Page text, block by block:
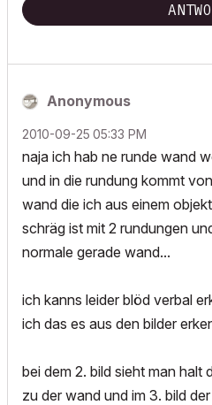
Anonymous
‎2010-09-25 05:33 PM
naja ich hab ne runde wand
und in die rundung kommt
wand die ich aus einem
schräg ist mit 2 rundungen
normale gerade wand...
ich kanns leider blöd verbal
ich das es aus den bilder
bei dem 2. bild sieht man halt
zu der wand und im 3. bild